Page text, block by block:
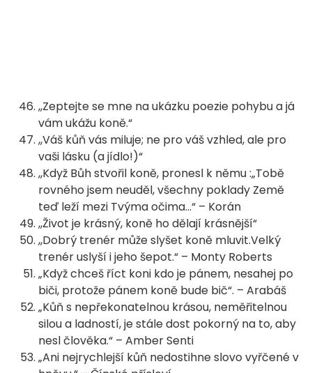
,,Zeptejte se mne na ukázku poezie pohybu a já
vám ukážu koně.“
,,Váš kůň vás miluje; ne pro váš vzhled, ale pro
vaši lásku (a jídlo!)“
,,Když Bůh stvořil koně, pronesl k němu :„Tobě
rovného jsem neuděl, všechny poklady Země
teď leží mezi Tvýma očima…“ – Korán
,,Život je krásný, koně ho dělají krásnější“
,,Dobrý trenér může slyšet koně mluvit.Velký
trenér uslyší i jeho šepot.“ – Monty Roberts
„Když chceš říct koni kdo je pánem, nesahej po
biči, protože pánem koně bude bič“. – Arabáš
„Kůň s nepřekonatelnou krásou, neměřitelnou
silou a ladností, je stále dost pokorný na to, aby
nesl člověka.“ – Amber Senti
„Ani nejrychlejší kůň nedostihne slovo vyřčené v